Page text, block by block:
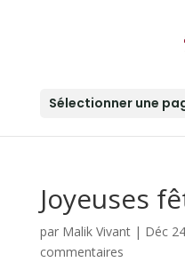
Sélectionner une
Joyeuses
par Malik Vivant| Déc
commentaires